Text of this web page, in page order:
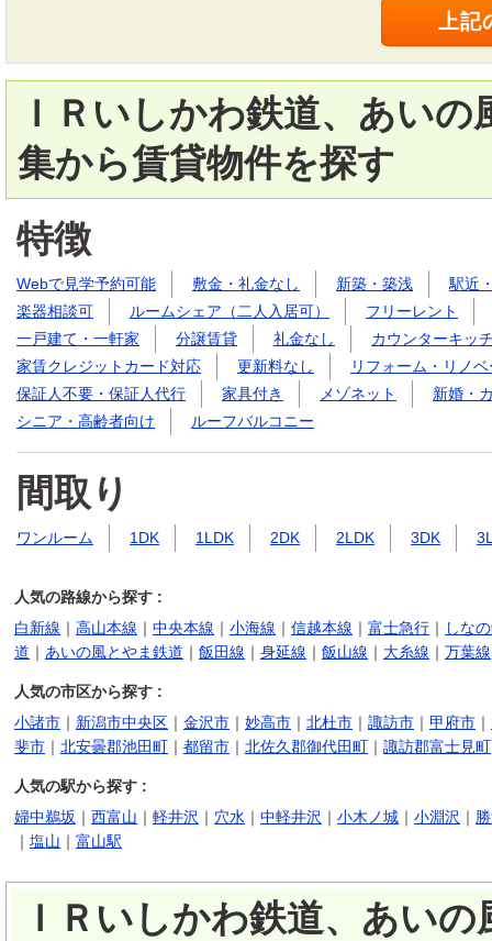
ＩＲいしかわ鉄道、あい
集から賃貸物件を探す
特徴
Webで見学予約可能 敷金・礼金なし 新築・築浅
駅近
楽器相談可
ルームシェア（二人入居可）
フリーレント
一戸建て・一軒家
分譲賃貸 礼金なし
カウンターキッ
家賃クレジットカード対応
更新料なし
リフォーム・リノ
保証人不要・保証人代行
家具付き メゾネット
新婚・
シニア・高齢者向け
ルーフバルコニー
間取り
ワンルーム 1DK 1LDK 2DK 2LDK 3DK
人気の路線から探す :
白新線 ｜ 高山本線 ｜ 中央本線 ｜ 小海線 ｜ 信越本線 ｜ 富士急行 ｜ しな
道 ｜ あいの風とやま鉄道 ｜ 飯田線 ｜ 身延線 ｜ 飯山線 ｜ 大糸線 ｜ 万葉線
人気の市区から探す :
小諸市 ｜ 新潟市中央区 ｜ 金沢市 ｜ 妙高市 ｜ 北杜市 ｜ 諏訪市 ｜ 甲府市 ｜
斐市 ｜ 北安曇郡池田町 ｜ 都留市 ｜ 北佐久郡御代田町 ｜ 諏訪郡富士見町
人気の駅から探す :
婦中鵜坂 ｜ 西富山 ｜ 軽井沢 ｜ 穴水 ｜ 中軽井沢 ｜ 小木ノ城 ｜ 小淵沢 ｜
｜ 塩山 ｜ 富山駅
ＩＲいしかわ鉄道、あい